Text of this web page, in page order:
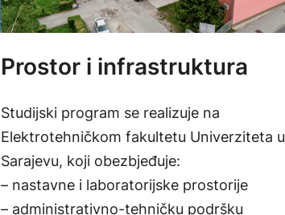
Prostor i infrastruktura
Studijski program se realizuje na
Elektrotehničkom fakultetu Univerziteta u
Sarajevu, koji obezbjeđuje:
– nastavne i laboratorijske prostorije
– administrativno-tehničku podršku